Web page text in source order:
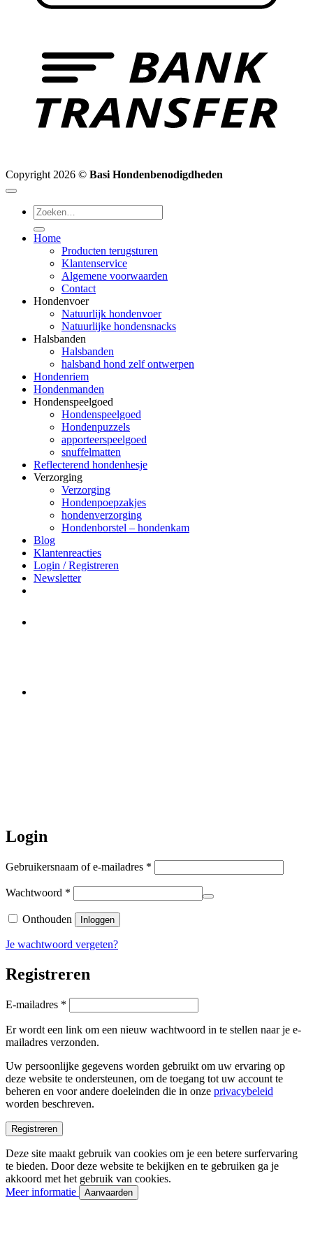
Copyright 2026 © Basi Hondenbenodigdheden
Zoeken
naar:
Home
Producten terugsturen
Klantenservice
Algemene voorwaarden
Contact
Hondenvoer
Natuurlijk hondenvoer
Natuurlijke hondensnacks
Halsbanden
Halsbanden
halsband hond zelf ontwerpen
Hondenriem
Hondenmanden
Hondenspeelgoed
Hondenspeelgoed
Hondenpuzzels
apporteerspeelgoed
snuffelmatten
Reflecterend hondenhesje
Verzorging
Verzorging
Hondenpoepzakjes
hondenverzorging
Hondenborstel – hondenkam
Blog
Klantenreacties
Login / Registreren
Newsletter
Login
Gebruikersnaam of e-mailadres *
Wachtwoord *
Onthouden Inloggen
Je wachtwoord vergeten?
Registreren
E-mailadres *
Er wordt een link om een nieuw wachtwoord in te stellen naar je e-
mailadres verzonden.
Uw persoonlijke gegevens worden gebruikt om uw ervaring op
deze website te ondersteunen, om de toegang tot uw account te
beheren en voor andere doeleinden die in onze privacybeleid
worden beschreven.
Registreren
Deze site maakt gebruik van cookies om je een betere surfervaring
te bieden. Door deze website te bekijken en te gebruiken ga je
akkoord met het gebruik van cookies.
Meer informatie
Aanvaarden